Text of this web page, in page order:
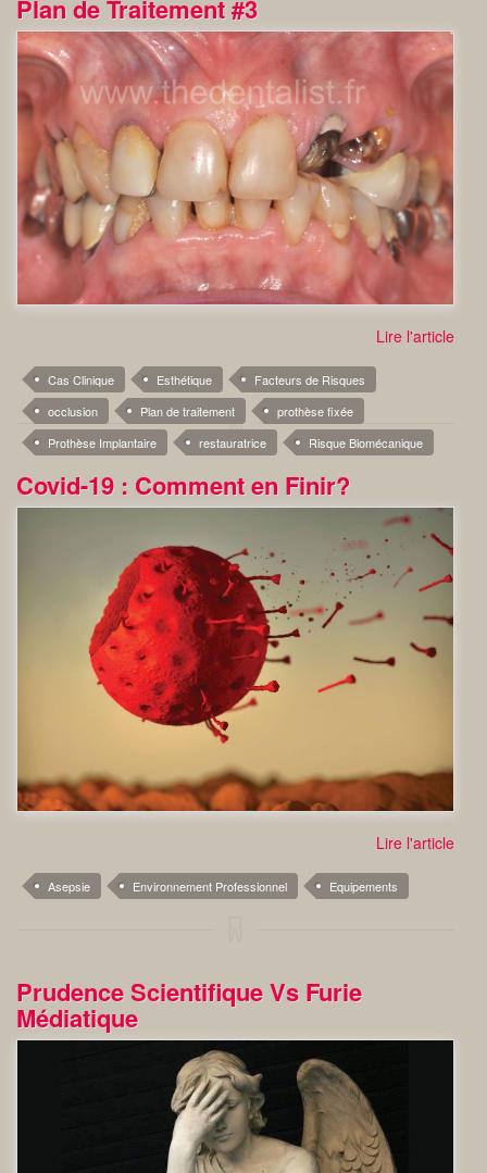
Plan de Traitement #3
Lire l'article
Cas Clinique Esthétique
Facteurs de Risques
occlusion
Plan de traitement
prothèse fixée
Prothèse Implantaire
restauratrice Risque Biomécanique
Covid-19 : Comment en Finir?
Lire l'article
Asepsie Environnement Professionnel Equipements
Prudence Scientifique Vs Furie
Médiatique